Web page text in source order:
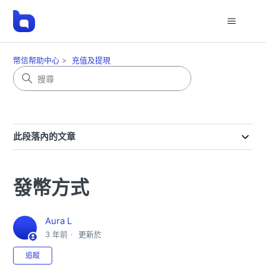
幣信帮助中心 充值及提現
此段落內的文章
發幣方式
Aura L
3 年前 更新於
追蹤